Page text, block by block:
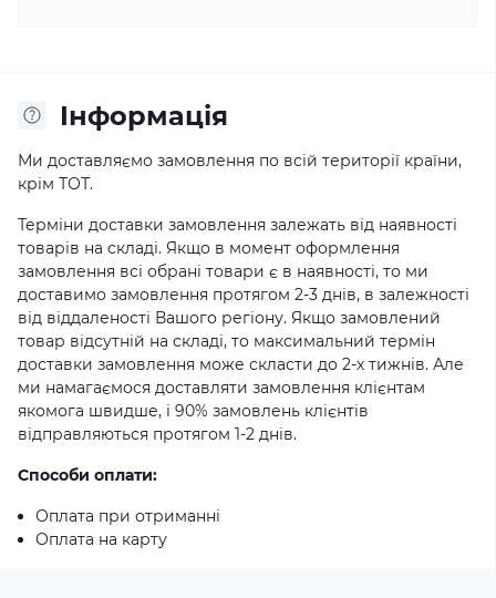
Iнформація
Ми доставляємо замовлення по всій території країни,
крім ТОТ.
Терміни доставки замовлення залежать від наявності
товарів на складі. Якщо в момент оформлення
замовлення всі обрані товари є в наявності, то ми
доставимо замовлення протягом 2-3 днів, в залежності
від віддаленості Вашого регіону. Якщо замовлений
товар відсутній на складі, то максимальний термін
доставки замовлення може скласти до 2-х тижнів. Але
ми намагаємося доставляти замовлення клієнтам
якомога швидше, і 90% замовлень клієнтів
відправляються протягом 1-2 днів.
Способи оплати:
Оплата при отриманні
Оплата на карту